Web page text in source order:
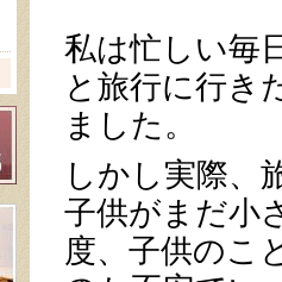
私は忙しい毎
と旅行に行き
ました。
しかし実際、
子供がまだ小
度、子供のこ